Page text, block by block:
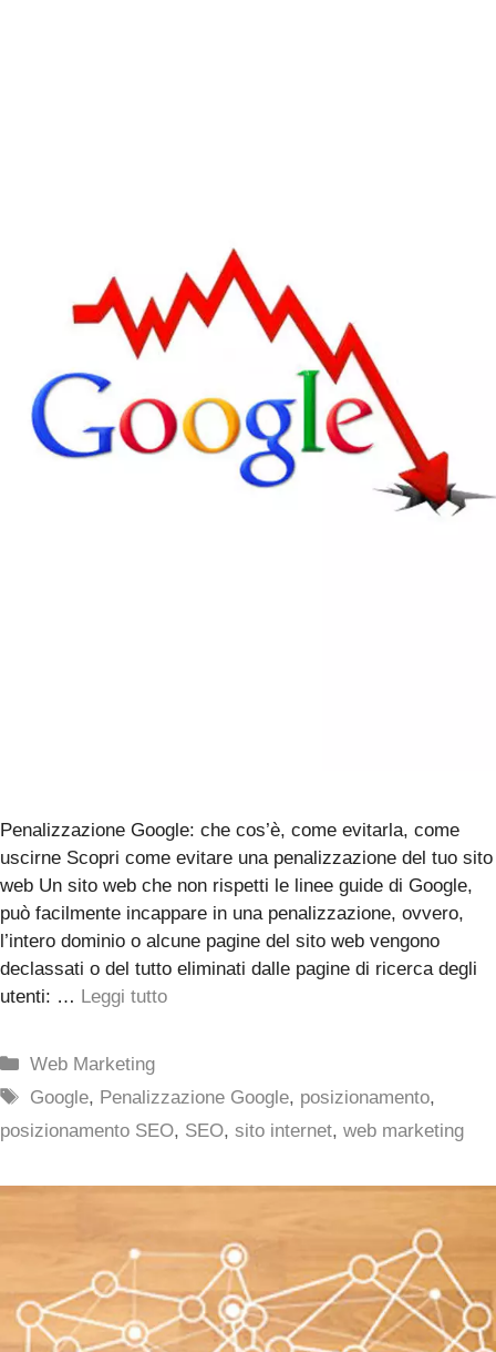
Penalizzazione Google: che cos’è, come evitarla, come
uscirne Scopri come evitare una penalizzazione del tuo sito
web Un sito web che non rispetti le linee guide di Google,
può facilmente incappare in una penalizzazione, ovvero,
l’intero dominio o alcune pagine del sito web vengono
declassati o del tutto eliminati dalle pagine di ricerca degli
utenti: … Leggi tutto
Categorie
Web Marketing
Tag
Google, Penalizzazione Google, posizionamento,
posizionamento SEO, SEO, sito internet, web marketing